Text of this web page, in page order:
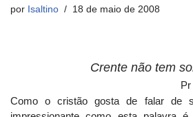
por Isaltino 18 de maio de 2008
Crente não tem
Como o cristão gosta de falar de